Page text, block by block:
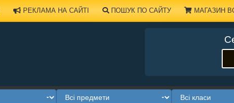
РЕКЛАМА НА САЙТІ ПОШУК ПО САЙТУ МАГАЗИН